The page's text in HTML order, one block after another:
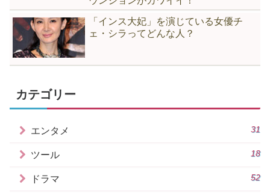
「インス大妃」を演じている女優チ
ェ・シラってどんな人？
カテゴリー
エンタメ 31
ツール 18
ドラマ 52